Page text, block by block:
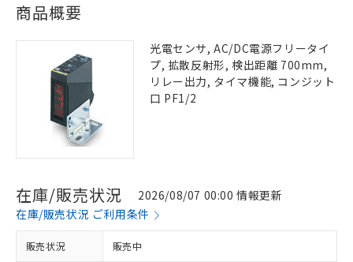
商品概要
光電センサ, AC/DC電源フリータイ
プ, 拡散反射形, 検出距離 700mm,
リレー出力, タイマ機能, コンジット
口 PF1/2
在庫/販売状況
2026/08/07 00:00 情報更新
在庫/販売状況 ご利用条件
販売状況 販売中